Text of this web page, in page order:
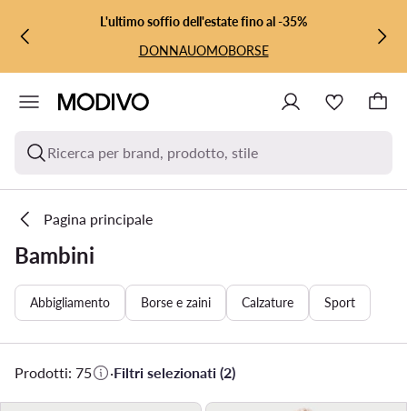
VAI AL CONTENUTO PRINCIPALE
VAI ALLA RICERCAL'ultimo soffio dell'estate fino al -35%
DONNAUOMOBORSE
Ricerca per brand, prodotto, stile
Pagina principale
Bambini
Abbigliamento Borse e zaini Calzature Sport
Prodotti: 75 ·Filtri selezionati (2)